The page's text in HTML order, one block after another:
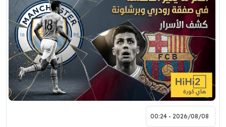
2026/08/08 - 00:24